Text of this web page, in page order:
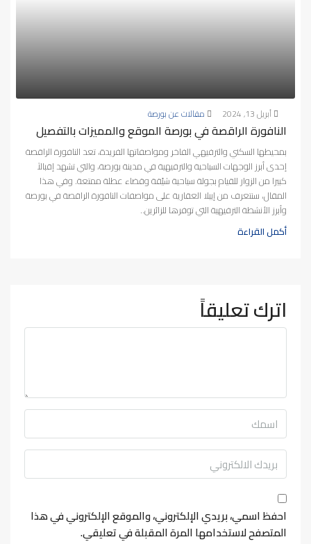
أبريل 13, 2024 مقالات عن بورصة
النافورة الراقصة في بورصة الموقع والمميزات بالتفصيل
بمحيطها السكني والترفيهي الفاخر ومواصفاتها الفريدة، تعد النافورة الراقصة
إحدى أبرز الوجهات السياحية والترفيهية في مدينة بورصة، والتي تشهد إقبالاً
كبيرا من الزوار للقيام بجولة سياحية شيّقة وقضاء عطلة ممتعة. وفي هذا
المقال، سنتعرف من إيبلا العقارية على مواصفات النافورة الراقصة في بورصة
وأبرز الأنشطة الترفيهية التي توفرها للزائرين..
أكمل القراءة
اترك تعليقاً
احفظ اسمي، بريدي الإلكتروني، والموقع الإلكتروني في هذا
المتصفح لاستخدامها المرة المقبلة في تعليقي.